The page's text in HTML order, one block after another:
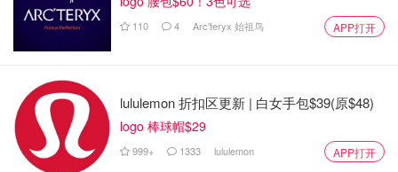
110 4 Arc'teryx 始祖鸟 APP打开
lululemon 折扣区更新 | 白女手包$39(原$48)
logo 棒球帽$29
999+ 1333 lululemon APP打开